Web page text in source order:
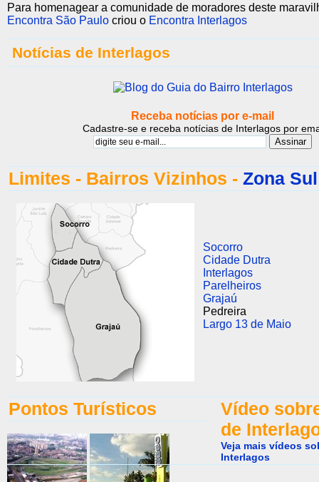
Para homenagear a comunidade de moradores deste
Encontra São Paulo criou o Encontra Interlagos
Notícias de Interlagos
Receba notícias por e-mail
Cadastre-se e receba notícias de Interlagos por
Limites - Bairros Vizinhos - Zona Sul
Socorro
Cidade Dutra
Interlagos
Parelheiros
Grajaú
Pedreira
Largo 13 de Maio
Pontos Turísticos
Vídeo
de
Veja mais vídeos
Interlagos